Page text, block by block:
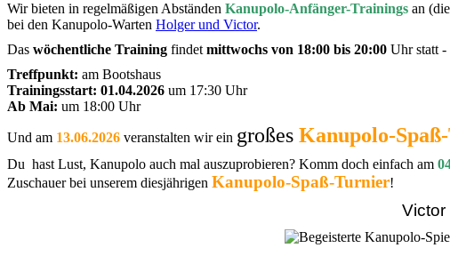
Wir bieten in regelmäßigen Abständen Kanupolo-Anfänger-Trainings an
bei den Kanupolo-Warten Holger und Victor.
Das wöchentliche Training findetmittwochs von 18:00 bis 20:00 Uhr statt
Treffpunkt: am Bootshaus
Trainingsstart: 01.04.2026 um 17:30 Uhr
Ab Mai: um 18:00 Uhr
Und am 13.06.2026 veranstalten wir ein großes Kanupolo-
Du hast Lust, Kanupolo auch mal auszuprobieren? Komm doch einfach am
Zuschauer bei unserem diesjährigen Kanupolo-Spaß-Turnier!
Victor